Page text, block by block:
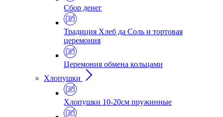
Сбор денег
Традиция Хлеб да Соль и тортовая
церемония
Церемония обмена кольцами
Хлопушки
Хлопушки 10-20см пружинные